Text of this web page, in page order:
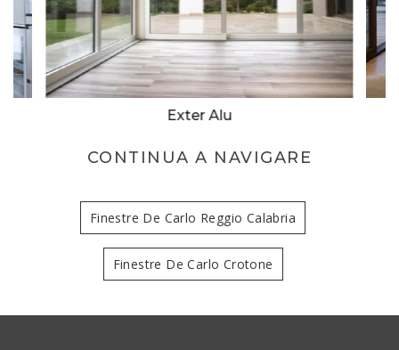
Exter Alu
CONTINUA A NAVIGARE
Finestre De Carlo Reggio Calabria
Finestre De Carlo Crotone